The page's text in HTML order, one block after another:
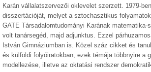
Karán vállalatszervezői oklevelet szerzett. 1979-
disszertációját, melyet a sztochasztikus
GATE Társadalomtudományi Karának
volt tanársegéd, majd adjunktus. Ezzel
István Gimnáziumban is. Közel száz cikket és
és külföldi folyóiratokban, ezek témája többnyire a
modellezése, illetve az oktatási rendszer